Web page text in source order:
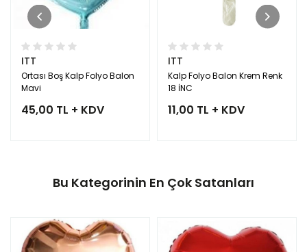
ITT
Ortası Boş Kalp Folyo Balon
Mavi
45,00 TL + KDV
ITT
Kalp Folyo Balon Krem Renk
18 İNC
11,00 TL + KDV
Bu Kategorinin En Çok Satanları